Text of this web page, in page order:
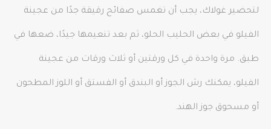
لتحضير غولاك، يجب أن تغمس صفائح رقيقة جدًا من عجينة
الفيلو في بعض الحليب الحلو، ثم بعد تنعيمها جيدًا، ضعها في
طبق. مرة واحدة في كل ورقتين أو ثلاث ورقات من عجينة
الفيلو، يمكنك رش الجوز أو البندق أو الفستق أو اللوز المطحون
أو مسحوق جوز الهند.